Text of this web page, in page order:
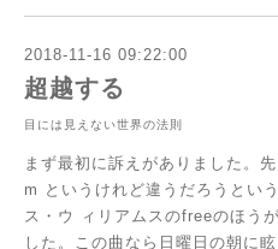
2018-11-16 09:22:00
超越する
目には見えない世界の法則
まず最初に訴えがありました。
m というけれど違うだろうとい
ス・ウ
ィリアムスのfreeのほう
した。この曲なら日曜日の朝に